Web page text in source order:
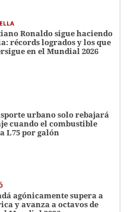
Ronaldo sigue haciendo
récords logrados y los que
en el Mundial 2026
urbano solo rebajará
cuando el combustible
L75 por galón
agónicamente supera a
y avanza a octavos de